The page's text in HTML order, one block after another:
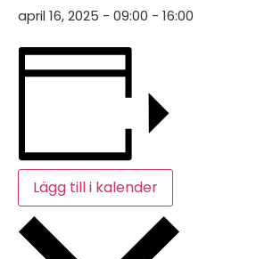
april 16, 2025 - 09:00 - 16:00
Lägg till i kalender